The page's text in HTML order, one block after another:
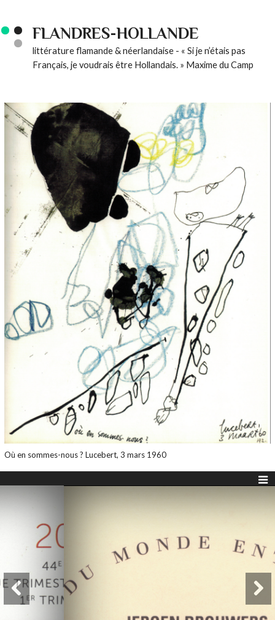
FLANDRES-HOLLANDE
littérature flamande & néerlandaise - « Si je n’étais pas
Français, je voudrais être Hollandais. » Maxime du Camp
Où en sommes-nous ? Lucebert, 3 mars 1960